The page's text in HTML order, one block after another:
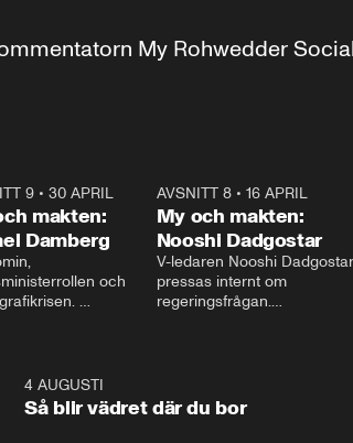
My Rohwedder
9• 30 APRIL
makten:
Damberg
och
och Makten.
AVSNITT 8• 16 APRIL
My och makten:
Nooshi Dadgostar
V-ledaren Nooshi Dadgostar
pressas internt om
regeringsfrågan.
– Vi ställer upp i val. Ska vi
vara med så sitter vi förstås
1:064 AUGUSTI
Så blir vädret där du bor